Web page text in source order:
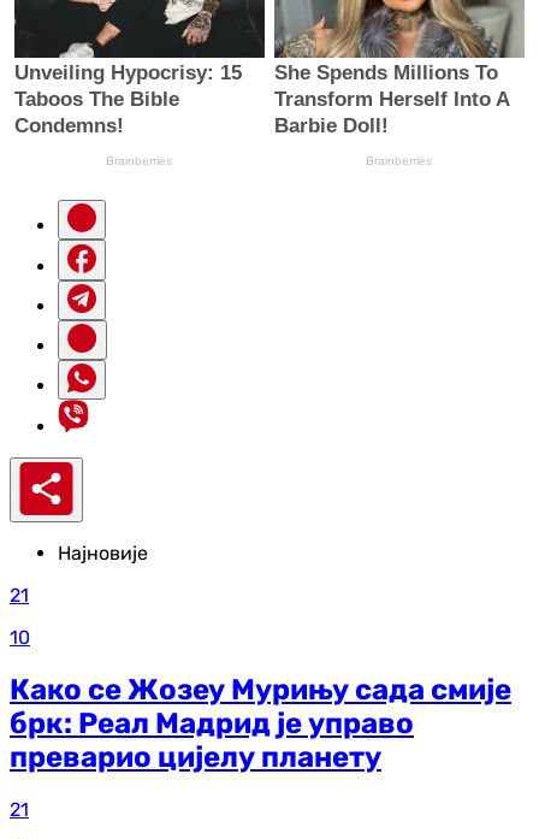
Најновије
21
10
Како се Жозеу Мурињу сада смије
брк: Реал Мадрид је управо
преварио цијелу планету
21